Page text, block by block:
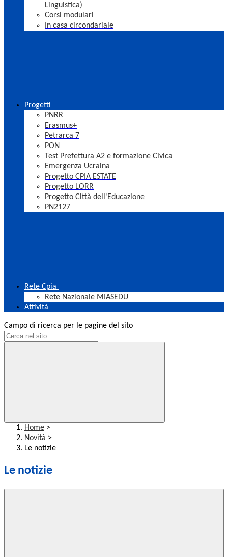
Linguistica)
Corsi modulari
In casa circondariale
Progetti
PNRR
Erasmus+
Petrarca 7
PON
Test Prefettura A2 e formazione Civica
Emergenza Ucraina
Progetto CPIA ESTATE
Progetto LORR
Progetto Città dell'Educazione
PN2127
Rete Cpia
Rete Nazionale MIASEDU
Attività
Campo di ricerca per le pagine del sito
Home >
Novità >
Le notizie
Le notizie